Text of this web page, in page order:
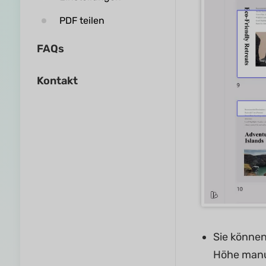
PDF teilen
FAQs
Kontakt
Sie
Höhe